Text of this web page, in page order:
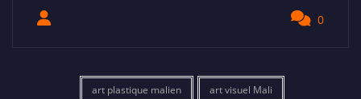
0
art plastique malien art visuel Mali